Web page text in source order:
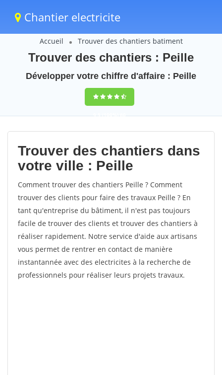
Chantier electricite
Accueil Trouver des chantiers batiment
Trouver des chantiers : Peille
Développer votre chiffre d'affaire : Peille
9,5(100%)60
votes
Trouver des chantiers dans
votre ville : Peille
Comment trouver des chantiers Peille ? Comment
trouver des clients pour faire des travaux Peille ? En
tant qu'entreprise du bâtiment, il n'est pas toujours
facile de trouver des clients et trouver des chantiers à
réaliser rapidement. Notre service d'aide aux artisans
vous permet de rentrer en contact de manière
instantannée avec des electricites à la recherche de
professionnels pour réaliser leurs projets travaux.